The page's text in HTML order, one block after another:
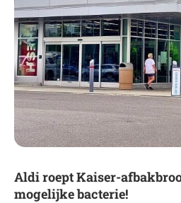
Aldi roept Kaiser-
mogelijke bacterie!